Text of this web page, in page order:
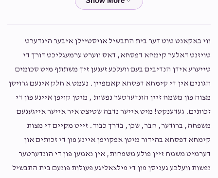
2 years ago $40.00
Anonymousמשה יחיאל פעלדמאן
2 years ago $72.00
ליל הסדר
Anonymous משה יחיאל פעלדמאן
2 years ago $72.00
ליל הסדר
ווי באקאנט טוט דער בית התבשיל אויסטיילן איבער הינדערט
טויזנט דאלער קימחא דפסחא, דאס ווערט ערמעגליכט דורך די
טייערע אידן הנדיבים בעם וועלכע זענען זיך משתתף מיט סכומים
הגונים אין די קימחא דפסחא קאמפיין. נעמט א חלק אינעם גרויסן
מצוה פון משמח זיין הונדערטער נפשות , מיטן קויפן איינע פון די
זכותים. געדענקט! מיט אייער נדבה שטיצט איר אייער אייגענעם
משפחה, ברודער, חבר, שכן, בדרך כבוד. זייט מקיים די מצות
קימחא דפסחא בהידור מיטן אפקויפן איינע פון די זכותים און
דערמיט משמח זיין פולע משפחות, אין נאמען פון די הונדערטער
נפשות וועלכע געניסן פון די פילצאליגע פעולות פונעם בית התבשיל